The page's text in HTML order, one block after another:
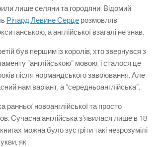
лише селяни та городяни. Відомий
Річард Левине Серце розмовляв
а англійської взагалі не знав.
був першим із королів, хто звернувся з
“англійською” мовою, і сталося це
після нормандського завоювання. Але
нам варіант, а “середньоанглійська”.
ранньої новоанглійської та просто
Сучасна англійська з’явилася лише в 18
можна було зустріти такі незрозумілі
як: